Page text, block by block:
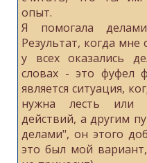
опыт.
Я помогала
Результат, когда
у всех оказались
словах - это фуфел
является ситуация,
нужна лесть или
действий, а другим
делами", он этого
это был мой